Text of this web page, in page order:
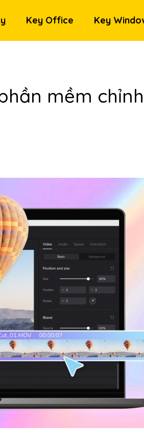
Key Office Key
mềm